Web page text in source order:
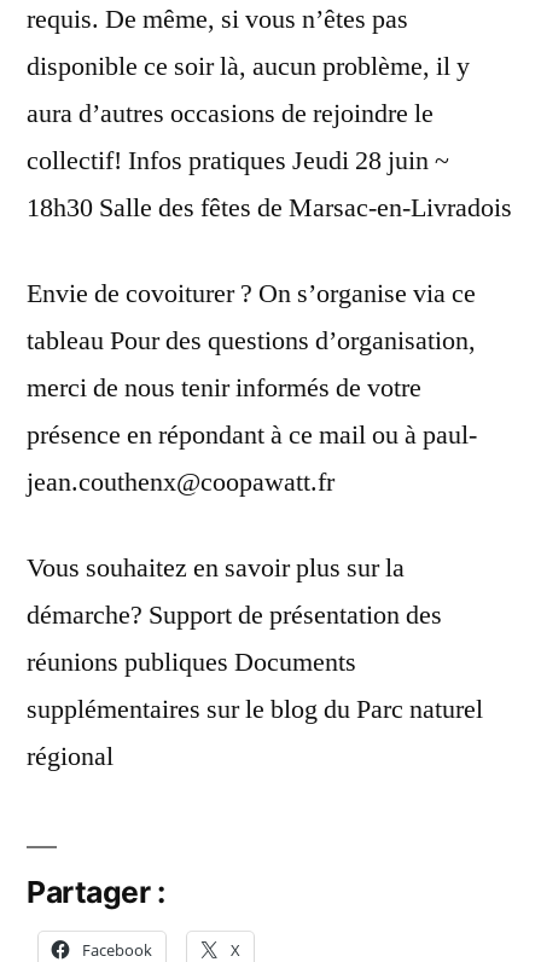
requis. De même, si vous n’êtes pas
disponible ce soir là, aucun problème, il y
aura d’autres occasions de rejoindre le
collectif! Infos pratiques Jeudi 28 juin ~
18h30 Salle des fêtes de Marsac-en-Livradois
Envie de covoiturer ? On s’organise via ce
tableau Pour des questions d’organisation,
merci de nous tenir informés de votre
présence en répondant à ce mail ou à paul-
jean.couthenx@coopawatt.fr
Vous souhaitez en savoir plus sur la
démarche? Support de présentation des
réunions publiques Documents
supplémentaires sur le blog du Parc naturel
régional
Partager :
Facebook X